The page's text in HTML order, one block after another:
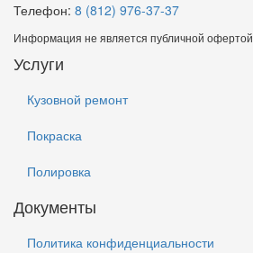
Телефон: 8 (812) 976-37-37
Информация не является публичной офертой
Услуги
Кузовной ремонт
Покраска
Полировка
Документы
Политика конфиденциальности